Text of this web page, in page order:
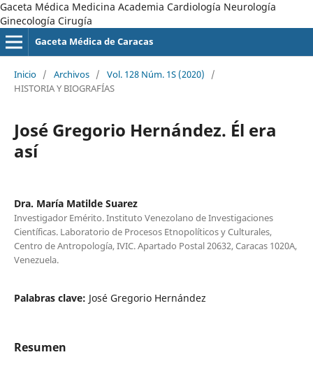
Gaceta Médica Medicina Academia Cardiología Neurología
Ginecología Cirugía
Gaceta Médica de Caracas
Inicio / Archivos / Vol. 128 Núm. 1S (2020)
/
HISTORIA Y BIOGRAFÍAS
José Gregorio Hernández. Él era
así
Dra. María Matilde Suarez
Investigador Emérito. Instituto Venezolano de Investigaciones
Científicas. Laboratorio de Procesos Etnopolíticos y Culturales,
Centro de Antropología, IVIC. Apartado Postal 20632, Caracas 1020A,
Venezuela.
Palabras clave: José Gregorio Hernández
Resumen